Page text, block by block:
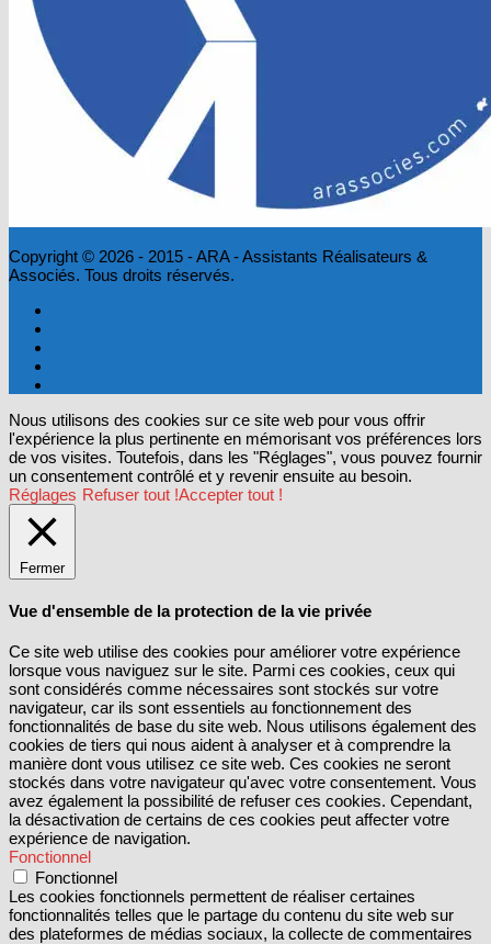
Copyright © 2026 - 2015 - ARA - Assistants Réalisateurs &
Associés. Tous droits réservés.
Nous utilisons des cookies sur ce site web pour vous offrir
l'expérience la plus pertinente en mémorisant vos préférences lors
de vos visites. Toutefois, dans les "Réglages", vous pouvez fournir
un consentement contrôlé et y revenir ensuite au besoin.
Réglages Refuser tout !Accepter tout !
Fermer
Vue d'ensemble de la protection de la vie privée
Ce site web utilise des cookies pour améliorer votre expérience
lorsque vous naviguez sur le site. Parmi ces cookies, ceux qui
sont considérés comme nécessaires sont stockés sur votre
navigateur, car ils sont essentiels au fonctionnement des
fonctionnalités de base du site web. Nous utilisons également des
cookies de tiers qui nous aident à analyser et à comprendre la
manière dont vous utilisez ce site web. Ces cookies ne seront
stockés dans votre navigateur qu'avec votre consentement. Vous
avez également la possibilité de refuser ces cookies. Cependant,
la désactivation de certains de ces cookies peut affecter votre
expérience de navigation.
Fonctionnel
Fonctionnel
Les cookies fonctionnels permettent de réaliser certaines
fonctionnalités telles que le partage du contenu du site web sur
des plateformes de médias sociaux, la collecte de commentaires